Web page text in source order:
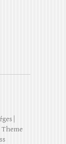
|
Theme